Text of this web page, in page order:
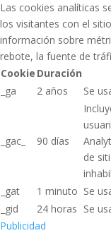
Las cookies analíticas
los visitantes con el
información sobre
rebote, la fuente de
Cookie Duración
_ga
2 años Se
_gac_ 90 días
de
_gat
1 minuto Se
_gid
24 horas Se
Publicidad